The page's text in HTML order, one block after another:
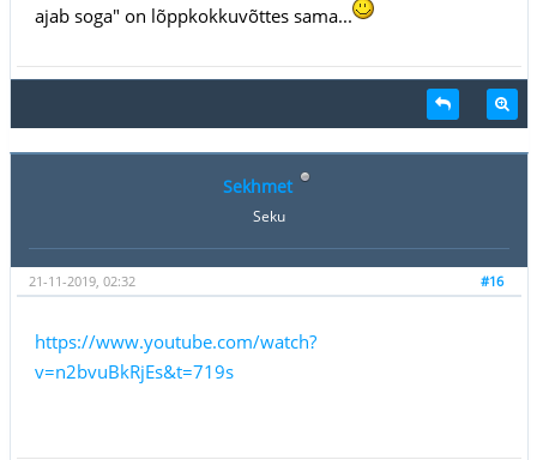
ajab soga" on lõppkokkuvõttes sama...
Sekhmet
Seku
#16
21-11-2019, 02:32
https://www.youtube.com/watch?
v=n2bvuBkRjEs&t=719s